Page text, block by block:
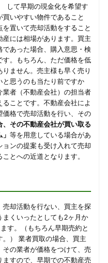
して早期の現金化を希望す
いやすい物件であること
を置いて売却活動をすること
には相場があります。買主
あった場合、購入意思・検
。もちろん、ただ価格を低
ません。売主様も早く売り
思うのも当たり前ですか
業者（不動産会社）の担当者
ことです。不動産会社によ
価格で売却活動を行い、その
その不動産会社が買い取る
等を用意している場合があ
ョンの提案も受け入れて売却
とへの近道となります。
却活動を行ない、買主を探
くいったとしても2ヶ月か
す。（もちろん早期売約と
） 業者買取の場合、買主
の業者が価格をつけて、売
すので、早期での不動産売